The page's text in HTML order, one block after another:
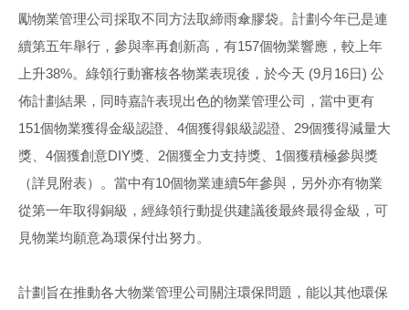
勵物業管理公司採取不同方法取締雨傘膠袋。計劃今年已是連
續第五年舉行，參與率再創新高，有157個物業響應，較上年
上升38%。綠領行動審核各物業表現後，於今天 (9月16日) 公
佈計劃結果，同時嘉許表現出色的物業管理公司，當中更有
151個物業獲得金級認證、4個獲得銀級認證、29個獲得減量大
獎、4個獲創意DIY獎、2個獲全力支持獎、1個獲積極參與獎
（詳見附表）。當中有10個物業連續5年參與，另外亦有物業
從第一年取得銅級，經綠領行動提供建議後最終最得金級，可
見物業均願意為環保付出努力。
計劃旨在推動各大物業管理公司關注環保問題，能以其他環保